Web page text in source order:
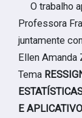
O trabalho
Professora
juntamente
Ellen
Tema
E